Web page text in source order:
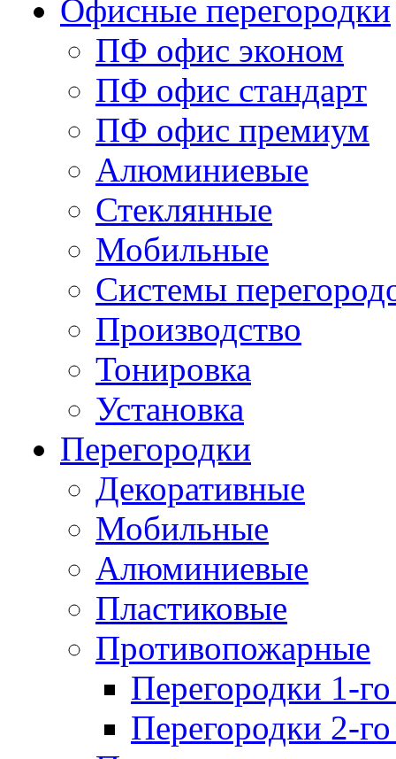
Офисные перегородки
ПФ офис эконом
ПФ офис стандарт
ПФ офис премиум
Алюминиевые
Стеклянные
Мобильные
Системы
Производство
Тонировка
Установка
Перегородки
Декоративные
Мобильные
Алюминиевые
Пластиковые
Противопожарные
Перегородки 1-
Перегородки 2-